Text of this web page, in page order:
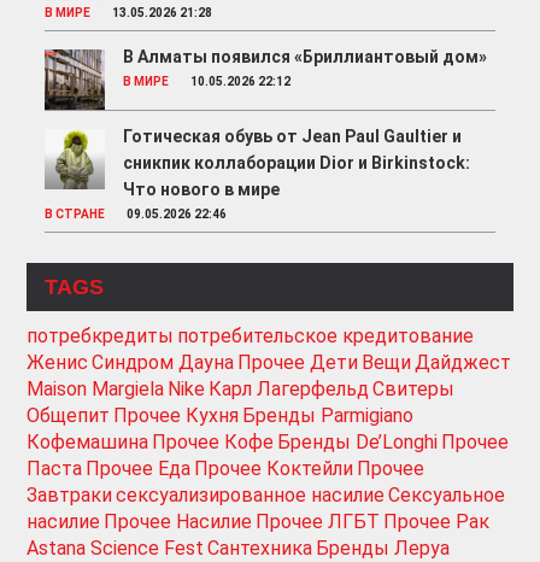
В МИРЕ 13.05.2026 21:28
В Алматы появился «Бриллиантовый дом»
В МИРЕ 10.05.2026 22:12
Готическая обувь от Jean Paul Gaultier и
сникпик коллаборации Dior и Birkinstock:
Что нового в мире
В СТРАНЕ 09.05.2026 22:46
TAGS
потребкредиты потребительское кредитование
Женис Синдром Дауна Прочее Дети ВещиДайджест
Maison Margiela Nike Карл ЛагерфельдСвитеры
Общепит Прочее Кухня Бренды Parmigiano
Кофемашина Прочее Кофе Бренды De’Longhi Прочее
Паста Прочее Еда Прочее Коктейли Прочее
Завтракисексуализированное насилиеСексуальное
насилие Прочее Насилие Прочее ЛГБТ Прочее Рак
Astana Science Fest Сантехника Бренды Леруа